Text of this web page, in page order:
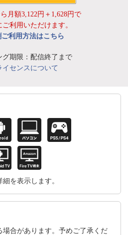
月額3,122円＋1,628円で
利用いただけます。
ご利用方法はこちら
グ期限：配信終了まで
イセンスについて
を表示します。
合があります。予めご了承くだ